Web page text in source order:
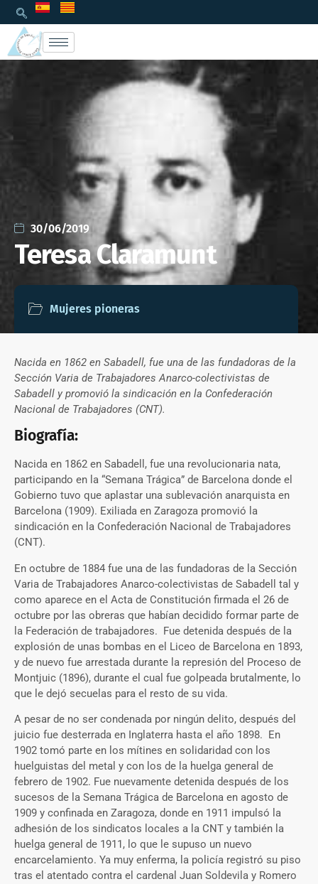
30/06/2019
Teresa Claramunt
Mujeres pioneras
Nacida en 1862 en Sabadell, fue una de las fundadoras de la
Sección Varia de Trabajadores Anarco-colectivistas de
Sabadell y promovió la sindicación en la Confederación
Nacional de Trabajadores (CNT).
Biografía:
Nacida en 1862 en Sabadell, fue una revolucionaria nata,
participando en la “Semana Trágica” de Barcelona donde el
Gobierno tuvo que aplastar una sublevación anarquista en
Barcelona (1909). Exiliada en Zaragoza promovió la
sindicación en la Confederación Nacional de Trabajadores
(CNT).
En octubre de 1884 fue una de las fundadoras de la Sección
Varia de Trabajadores Anarco-colectivistas de Sabadell tal y
como aparece en el Acta de Constitución firmada el 26 de
octubre por las obreras que habían decidido formar parte de
la Federación de trabajadores. Fue detenida después de la
explosión de unas bombas en el Liceo de Barcelona en 1893,
y de nuevo fue arrestada durante la represión del Proceso de
Montjuic (1896), durante el cual fue golpeada brutalmente, lo
que le dejó secuelas para el resto de su vida.
A pesar de no ser condenada por ningún delito, después del
juicio fue desterrada en Inglaterra hasta el año 1898. En
1902 tomó parte en los mítines en solidaridad con los
huelguistas del metal y con los de la huelga general de
febrero de 1902. Fue nuevamente detenida después de los
sucesos de la Semana Trágica de Barcelona en agosto de
1909 y confinada en Zaragoza, donde en 1911 impulsó la
adhesión de los sindicatos locales a la CNT y también la
huelga general de 1911, lo que le supuso un nuevo
encarcelamiento. Ya muy enferma, la policía registró su piso
tras el atentado contra el cardenal Juan Soldevila y Romero